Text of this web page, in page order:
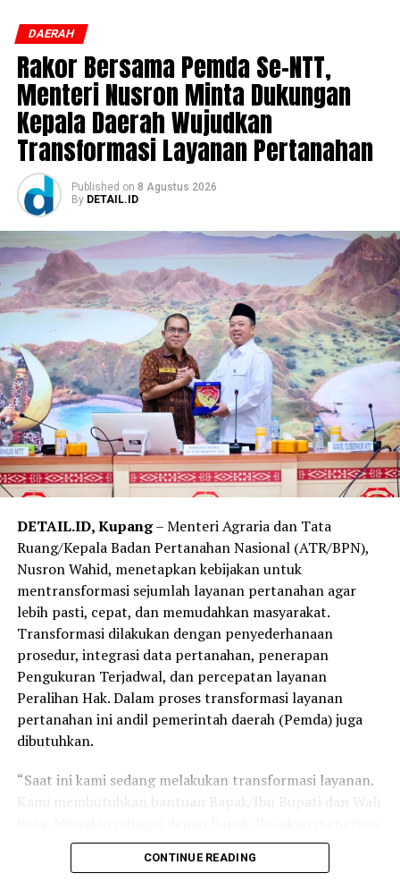
DAERAH
Rakor Bersama Pemda Se-NTT,
Menteri Nusron Minta Dukungan
Kepala Daerah Wujudkan
Transformasi Layanan Pertanahan
Published on 8 Agustus 2026
By DETAIL.ID
DETAIL.ID, Kupang– Menteri Agraria dan Tata
Ruang/Kepala Badan Pertanahan Nasional (ATR/BPN),
Nusron Wahid, menetapkan kebijakan untuk
mentransformasi sejumlah layanan pertanahan agar
lebih pasti, cepat, dan memudahkan masyarakat.
Transformasi dilakukan dengan penyederhanaan
prosedur, integrasi data pertanahan, penerapan
Pengukuran Terjadwal, dan percepatan layanan
Peralihan Hak. Dalam proses transformasi layanan
pertanahan ini andil pemerintah daerah (Pemda) juga
dibutuhkan.
“Saat ini kami sedang melakukan transformasi layanan.
Kami membutuhkan bantuan Bapak/Ibu Bupati dan Wali
Surat Edaran Bersama Kemendagri dan ATR/BPN terkait
Pengukuran Terjadwal sama Peralihan Hak. Kita ingin
CONTINUE READING